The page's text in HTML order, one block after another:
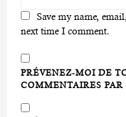
Save my name,
next time I comment.
PRÉVENEZ-MOI DE
COMMENTAIRES